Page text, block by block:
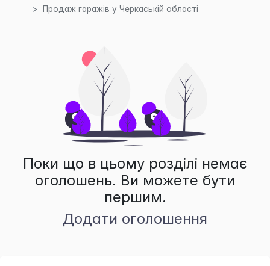
Продаж гаражів у Черкаській області
Поки що в цьому розділі немає
оголошень. Ви можете бути
першим.
Додати оголошення